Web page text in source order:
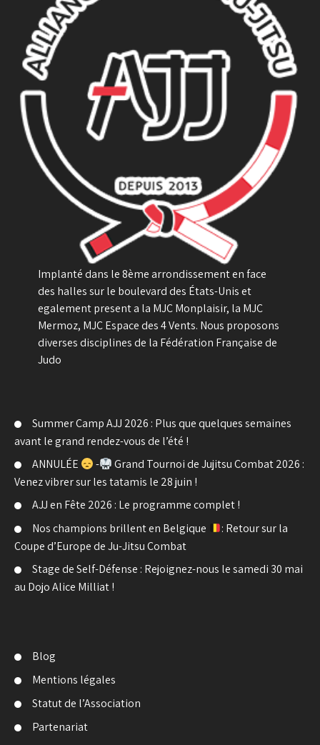
Implanté dans le 8ème arrondissement en face
des halles sur le boulevard des États-Unis et
egalement present a la MJC Monplaisir, la MJC
Mermoz, MJC Espace des 4 Vents. Nous proposons
diverses disciplines de la Fédération Française de
Judo
Summer Camp AJJ 2026 : Plus que quelques semaines
avant le grand rendez-vous de l’été !
ANNULÉE
-
Grand Tournoi de Jujitsu Combat 2026 :
Venez vibrer sur les tatamis le 28 juin !
AJJ en Fête 2026 : Le programme complet !
Nos champions brillent en Belgique
: Retour sur la
Coupe d’Europe de Ju-Jitsu Combat
Stage de Self-Défense : Rejoignez-nous le samedi 30 mai
au Dojo Alice Milliat !
Blog
Mentions légales
Statut de l’Association
Partenariat